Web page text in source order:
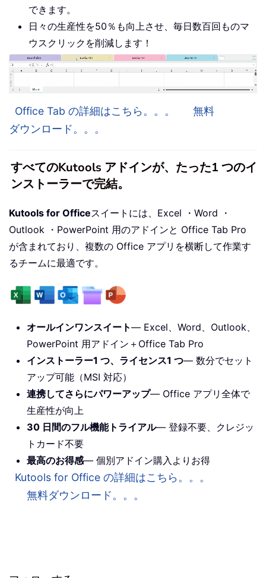
できます。
日々の生産性を50％も向上させ、毎日数百回ものマ
ウスクリックを削減します！
Office Tab の詳細はこちら。。。
無料
ダウンロード。。。
すべてのKutools アドインが、たった1 つのイ
ンストーラーで完結。
Kutools for Officeスイートには、Excel ・Word ・
Outlook ・PowerPoint 用のアドインと Office Tab Pro
が含まれており、複数の Office アプリを横断して作業す
るチームに最適です。
オールインワンスイート— Excel、Word、Outlook、
PowerPoint 用アドイン＋Office Tab Pro
インストーラー1 つ、ライセンス1 つ— 数分でセット
アップ可能（MSI 対応）
連携してさらにパワーアップ— Office アプリ全体で
生産性が向上
30 日間のフル機能トライアル— 登録不要、クレジッ
トカード不要
最高のお得感— 個別アドイン購入よりお得
Kutools for Office の詳細はこちら。。。
無料ダウンロード。。。